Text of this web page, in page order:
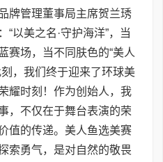
牌管理董事局主席贺兰琇
以美之名·守护海洋”，当
赛场，当不同肤色的“美人
，我们终于迎来了环球美
耀时刻！作为创始人，我
，不仅在于舞台表演的荣
值的传递。美人鱼选美赛
索勇气，是对自然的敬畏